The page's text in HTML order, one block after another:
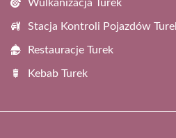
Wulkanizacja Turek
Stacja Kontroli Pojazdów
Restauracje Turek
Kebab Turek